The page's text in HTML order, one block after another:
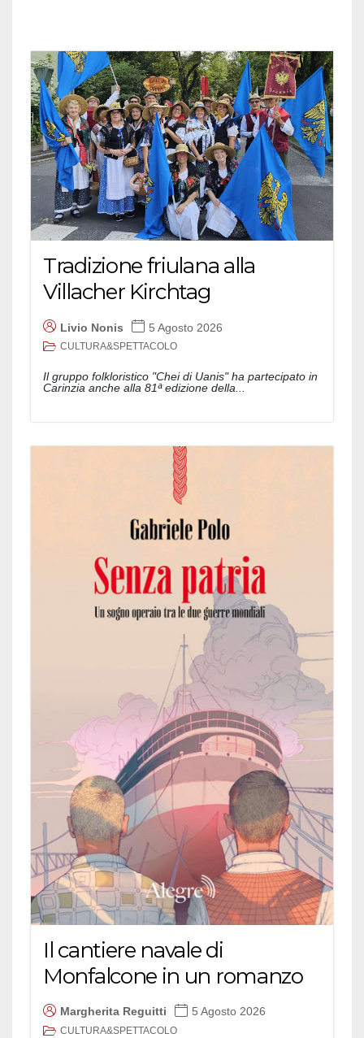
Tradizione friulana alla
Villacher Kirchtag
Livio Nonis 5 Agosto 2026
CULTURA&SPETTACOLO
Il gruppo folkloristico "Chei di Uanis" ha partecipato in
Carinzia anche alla 81ª edizione della...
Il cantiere navale di
Monfalcone in un romanzo
Margherita Reguitti 5 Agosto 2026
CULTURA&SPETTACOLO